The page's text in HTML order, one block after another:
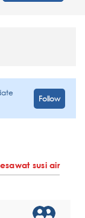
Follow
susi air